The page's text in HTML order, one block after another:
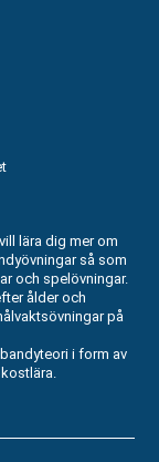
lära dig mer om
så som
och spelövningar.
ålder och
på
i form av